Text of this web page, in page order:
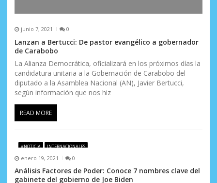
junio 7, 2021 0
Lanzan a Bertucci: De pastor evangélico a gobernador
de Carabobo
La Alianza Democrática, oficializará en los próximos días la
candidatura unitaria a la Gobernación de Carabobo del
diputado a la Asamblea Nacional (AN), Javier Bertucci,
según información que nos hiz
READ MORE
#NOTICIA INTERNACIONALES
enero 19, 2021 0
Análisis Factores de Poder: Conoce 7 nombres clave del
gabinete del gobierno de Joe Biden